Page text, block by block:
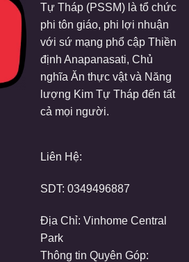
Tự Tháp (PSSM) là tổ chức
phi tôn giáo, phi lợi nhuận
với sứ mạng phổ cập Thiền
định Anapanasati, Chủ
nghĩa Ăn thực vật và Năng
lượng Kim Tự Tháp đến tất
cả mọi người.
Liên Hệ:
SDT: 0349496887
Địa Chỉ: Vinhome Central
Park
Thông tin Quyên Góp: